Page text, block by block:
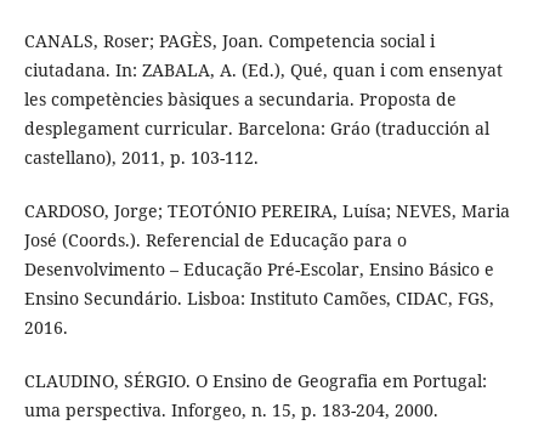
CANALS, Roser; PAGÈS, Joan. Competencia social i
ciutadana. In: ZABALA, A. (Ed.), Qué, quan i com ensenyat
les competències bàsiques a secundaria. Proposta de
desplegament curricular. Barcelona: Gráo (traducción al
castellano), 2011, p. 103-112.
CARDOSO, Jorge; TEOTÓNIO PEREIRA, Luísa; NEVES, Maria
José (Coords.). Referencial de Educação para o
Desenvolvimento – Educação Pré-Escolar, Ensino Básico e
Ensino Secundário. Lisboa: Instituto Camões, CIDAC, FGS,
2016.
CLAUDINO, SÉRGIO. O Ensino de Geografia em Portugal:
uma perspectiva. Inforgeo, n. 15, p. 183-204, 2000.